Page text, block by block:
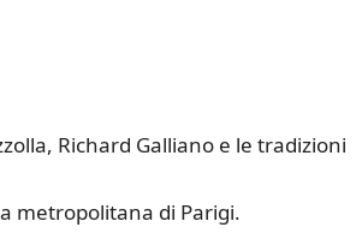
Richard Galliano e le tradizioni
metropolitana di Parigi.